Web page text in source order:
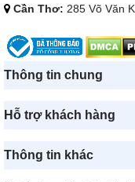
Cần Thơ: 285 Võ Văn
Thông tin chung
Hỗ trợ khách hàng
Thông tin khác